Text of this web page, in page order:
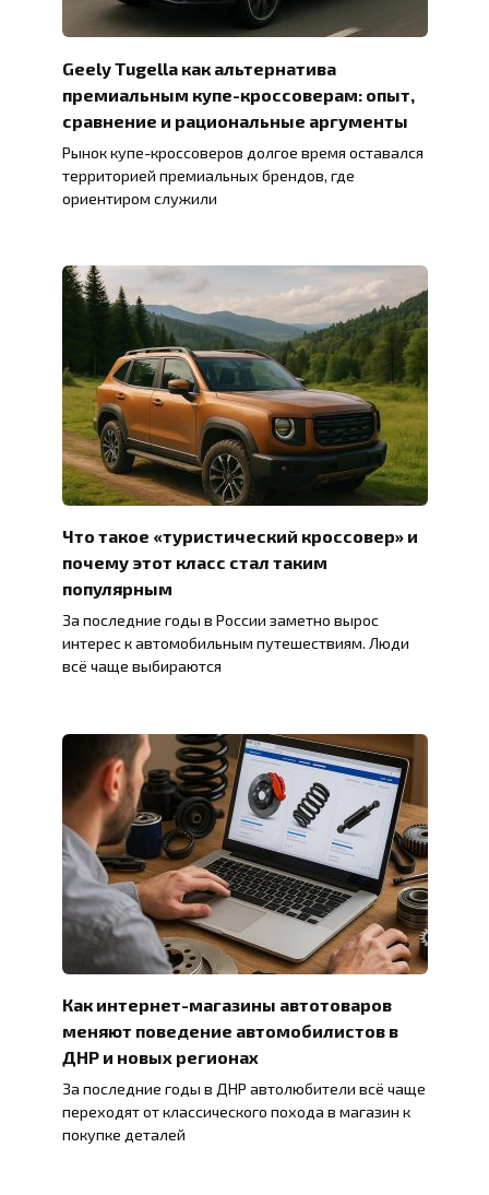
Geely Tugella как альтернатива
премиальным купе-кроссоверам: опыт,
сравнение и рациональные аргументы
Рынок купе-кроссоверов долгое время оставался
территорией премиальных брендов, где
ориентиром служили
Что такое «туристический кроссовер» и
почему этот класс стал таким
популярным
За последние годы в России заметно вырос
интерес к автомобильным путешествиям. Люди
всё чаще выбираются
Как интернет-магазины автотоваров
меняют поведение автомобилистов в
ДНР и новых регионах
За последние годы в ДНР автолюбители всё чаще
переходят от классического похода в магазин к
покупке деталей